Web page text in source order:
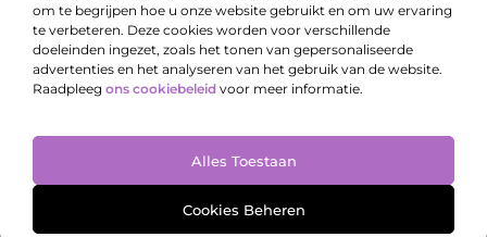
om te begrijpen hoe u onze website gebruikt en om uw ervaring
te verbeteren. Deze cookies worden voor verschillende
doeleinden ingezet, zoals het tonen van gepersonaliseerde
advertenties en het analyseren van het gebruik van de website.
Raadpleeg ons cookiebeleid voor meer informatie.
Alles Toestaan
Cookies Beheren
Ontdek, lees, leer – elke dag opnieuw
Artikelen vol kennis, meningen en inspirerende
www.onderzoeksite.nl